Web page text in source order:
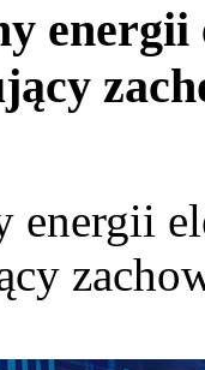
energii